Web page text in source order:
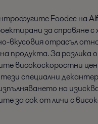
Foodec на
за справяне
вкусовия отрасъл
продукта. За разлика
високоскоростни
специални
на
за сок от личи с